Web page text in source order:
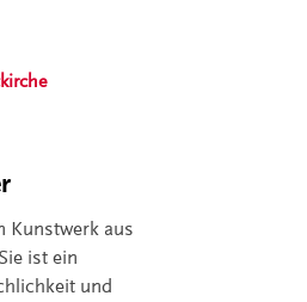
Kunstwerk aus
ist ein
und